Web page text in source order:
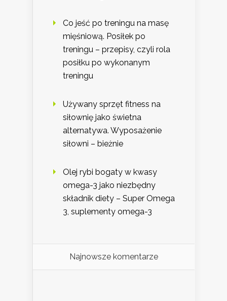
Co jeść po treningu na masę
mięśniową. Posiłek po
treningu – przepisy, czyli rola
posiłku po wykonanym
treningu
Używany sprzęt fitness na
siłownię jako świetna
alternatywa. Wyposażenie
siłowni – bieżnie
Olej rybi bogaty w kwasy
omega-3 jako niezbędny
składnik diety – Super Omega
3, suplementy omega-3
Najnowsze komentarze